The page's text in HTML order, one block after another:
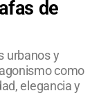
de
urbanos y
como
elegancia y